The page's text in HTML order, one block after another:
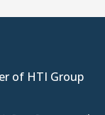
of HTI Group